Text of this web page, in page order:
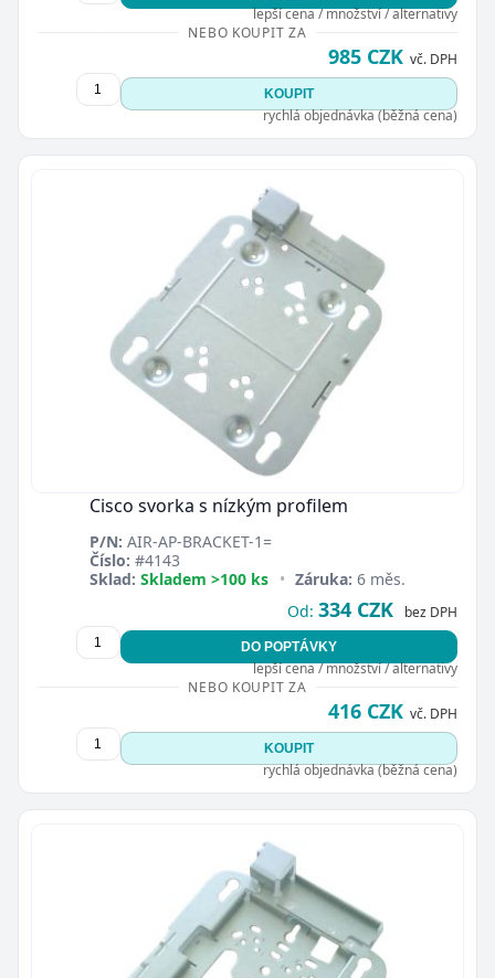
lepší cena / množství / alternativy
NEBO KOUPIT ZA
985 CZK vč. DPH
KOUPIT
rychlá objednávka (běžná cena)
Cisco svorka s nízkým profilem
P/N: AIR-AP-BRACKET-1=
Číslo: #4143
Sklad: Skladem >100 ks • Záruka: 6 měs.
Od: 334 CZK bez DPH
DO POPTÁVKY
lepší cena / množství / alternativy
NEBO KOUPIT ZA
416 CZK vč. DPH
KOUPIT
rychlá objednávka (běžná cena)